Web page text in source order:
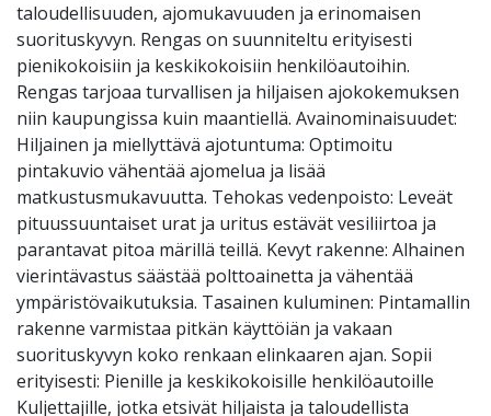
taloudellisuuden, ajomukavuuden ja erinomaisen
suorituskyvyn. Rengas on suunniteltu erityisesti
pienikokoisiin ja keskikokoisiin henkilöautoihin.
Rengas tarjoaa turvallisen ja hiljaisen ajokokemuksen
niin kaupungissa kuin maantiellä. Avainominaisuudet:
Hiljainen ja miellyttävä ajotuntuma: Optimoitu
pintakuvio vähentää ajomelua ja lisää
matkustusmukavuutta. Tehokas vedenpoisto: Leveät
pituussuuntaiset urat ja uritus estävät vesiliirtoa ja
parantavat pitoa märillä teillä. Kevyt rakenne: Alhainen
vierintävastus säästää polttoainetta ja vähentää
ympäristövaikutuksia. Tasainen kuluminen: Pintamallin
rakenne varmistaa pitkän käyttöiän ja vakaan
suorituskyvyn koko renkaan elinkaaren ajan. Sopii
erityisesti: Pienille ja keskikokoisille henkilöautoille
Kuljettajille, jotka etsivät hiljaista ja taloudellista